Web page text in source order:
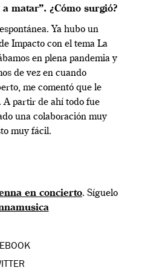
matar”. ¿Cómo surgió?
Ya hubo un
Impacto con el tema La
en plena pandemia y
de vez en cuando
me comentó que le
A partir de ahí todo fue
una colaboración muy
muy fácil.
en concierto. Síguelo